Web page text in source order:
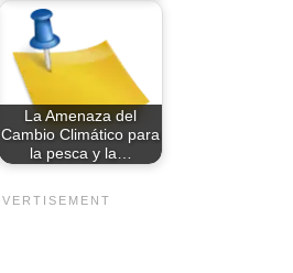
La Amenaza del
Cambio Climático para
la pesca y la…